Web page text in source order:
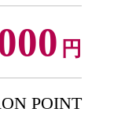
円
POINT